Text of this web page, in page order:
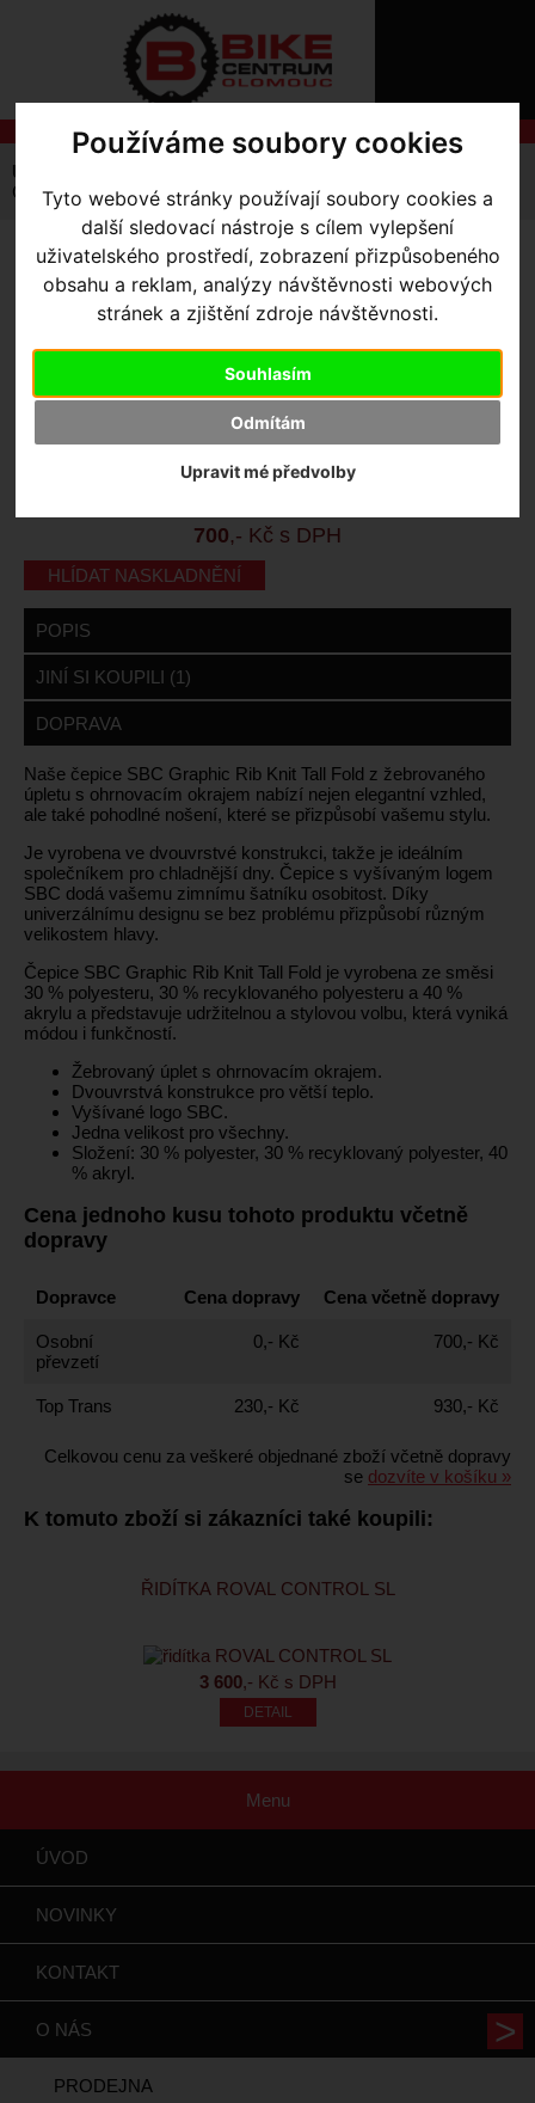
Používáme soubory cookies
Tyto webové stránky používají soubory cookies a
další sledovací nástroje s cílem vylepšení
uživatelského prostředí, zobrazení přizpůsobeného
obsahu a reklam, analýzy návštěvnosti webových
stránek a zjištění zdroje návštěvnosti.
Souhlasím
Odmítám
Upravit mé předvolby
NÁKUPU
SLUŽBY
Úvodní strana
Čepice SBC Graphic Rib Knit Tall Fold
ČEPICE SBC GRAPHIC RIB
KNIT TALL FOLD
Výrobce:
Specialized
64823-4400
Skladem:
Ne
kontaktujte nás
700,- Kč s DPH
HLÍDAT NASKLADNĚNÍ
POPIS
JINÍ SI KOUPILI (1)
DOPRAVA
Naše čepice SBC Graphic Rib Knit Tall Fold z žebrovaného
úpletu s ohrnovacím okrajem nabízí nejen elegantní vzhled,
ale také pohodlné nošení, které se přizpůsobí vašemu stylu.
Je vyrobena ve dvouvrstvé konstrukci, takže je ideálním
společníkem pro chladnější dny. Čepice s vyšívaným logem
SBC dodá vašemu zimnímu šatníku osobitost. Díky
univerzálnímu designu se bez problému přizpůsobí různým
velikostem hlavy.
Čepice SBC Graphic Rib Knit Tall Fold je vyrobena ze směsi
30 % polyesteru, 30 % recyklovaného polyesteru a 40 %
akrylu a představuje udržitelnou a stylovou volbu, která vyniká
módou i funkčností.
Žebrovaný úplet s ohrnovacím okrajem.
Dvouvrstvá konstrukce pro větší teplo.
Vyšívané logo SBC.
Jedna velikost pro všechny.
Složení: 30 % polyester, 30 % recyklovaný polyester, 40
% akryl.
Cena jednoho kusu tohoto produktu včetně
dopravy
Dopravce Cena dopravy Cena včetně dopravy
Osobní
převzetí
0,- Kč 700,- Kč
Top Trans 230,- Kč 930,- Kč
Celkovou cenu za veškeré objednané zboží včetně dopravy
se dozvíte v košíku »
K tomuto zboží si zákazníci také koupili:
ŘIDÍTKA ROVAL CONTROL SL
3 600,- Kč s DPH
Menu
ÚVOD
NOVINKY
KONTAKT
O NÁS
PRODEJNA